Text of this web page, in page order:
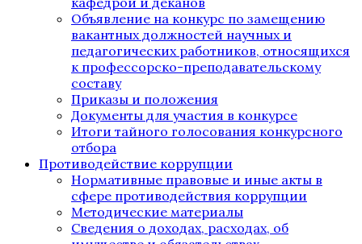
Объявление на конкурс по замещению
вакантных должностей научных и
педагогических работников, относящихся
к профессорско-преподавательскому
составу
Приказы и положения
Документы для участия в конкурсе
Итоги тайного голосования конкурсного
отбора
Противодействие коррупции
Нормативные правовые и иные акты в
сфере противодействия коррупции
Методические материалы
Сведения о доходах, расходах, об